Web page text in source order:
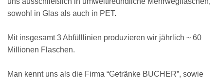
sowohl in Glas als auch in PET.
Mit insgesamt 3 Abfülllinien produzieren wir jährlich ~ 60
Millionen Flaschen.
Man kennt uns als die Firma “Getränke BUCHER”, sowie